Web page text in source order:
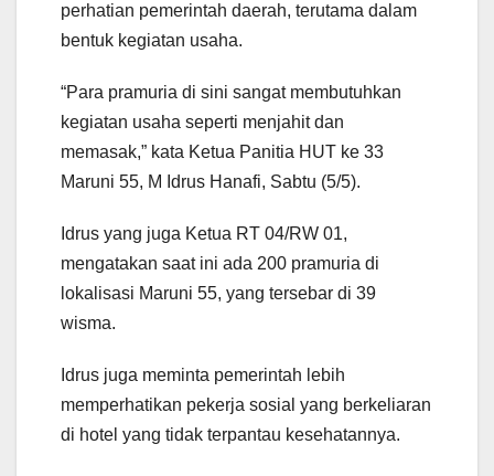
perhatian pemerintah daerah, terutama dalam
bentuk kegiatan usaha.
“Para pramuria di sini sangat membutuhkan
kegiatan usaha seperti menjahit dan
memasak,” kata Ketua Panitia HUT ke 33
Maruni 55, M Idrus Hanafi, Sabtu (5/5).
Idrus yang juga Ketua RT 04/RW 01,
mengatakan saat ini ada 200 pramuria di
lokalisasi Maruni 55, yang tersebar di 39
wisma.
Idrus juga meminta pemerintah lebih
memperhatikan pekerja sosial yang berkeliaran
di hotel yang tidak terpantau kesehatannya.